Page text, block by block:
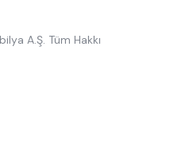
A.Ş. Tüm Hakkı